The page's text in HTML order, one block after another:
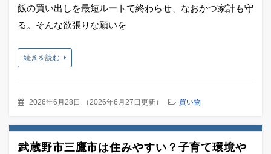
飯の買い出しを最短ルートで終わらせ、なおかつ家計も守
る。そんな欲張りな願いを
続きを読む
2026年6月28日 （ 2026年6月27日更新） 買い物
武蔵野市三鷹市は住みやすい？子育て環境や